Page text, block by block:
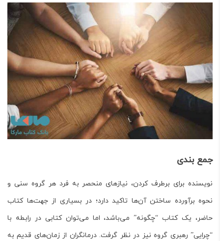
جمع بندی
نویسنده برای برطرف کردن، نیازهای منحصر به فرد هر گروه سنی و
نحوه برآورده ساختن آن‌ها تاکید دارد؛ در بسیاری از جهت‌ها کتاب
حاضر، یک کتاب “چگونه” می‌باشد، اما می‌توان کتابی در رابطه با
“چرایی” رهبری گروه نیز در نظر گرفت. درمانگران از زمان‌های قدیم به